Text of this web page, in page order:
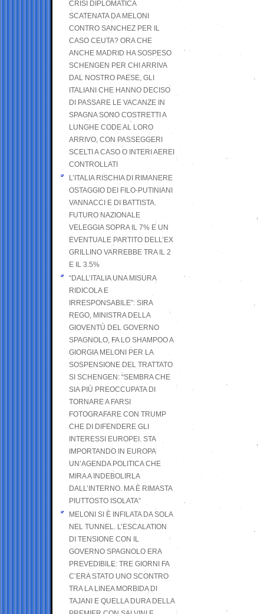
CRISI DIPLOMATICA
SCATENATA DA MELONI
CONTRO SANCHEZ PER IL
CASO CEUTA? ORA CHE
ANCHE MADRID HA SOSPESO
SCHENGEN PER CHI ARRIVA
DAL NOSTRO PAESE, GLI
ITALIANI CHE HANNO DECISO
DI PASSARE LE VACANZE IN
SPAGNA SONO COSTRETTI A
LUNGHE CODE AL LORO
ARRIVO, CON PASSEGGERI
SCELTI A CASO O INTERI AEREI
CONTROLLATI
L’ITALIA RISCHIA DI RIMANERE
OSTAGGIO DEI FILO-PUTINIANI
VANNACCI E DI BATTISTA.
FUTURO NAZIONALE
VELEGGIA SOPRA IL 7% E UN
EVENTUALE PARTITO DELL’EX
GRILLINO VARREBBE TRA IL 2
E IL 3.5%
“DALL’ITALIA UNA MISURA
RIDICOLA E
IRRESPONSABILE”: SIRA
REGO, MINISTRA DELLA
GIOVENTÙ DEL GOVERNO
SPAGNOLO, FA LO SHAMPOO A
GIORGIA MELONI PER LA
SOSPENSIONE DEL TRATTATO
SI SCHENGEN: “SEMBRA CHE
SIA PIÙ PREOCCUPATA DI
TORNARE A FARSI
FOTOGRAFARE CON TRUMP
CHE DI DIFENDERE GLI
INTERESSI EUROPEI. STA
IMPORTANDO IN EUROPA
UN’AGENDA POLITICA CHE
MIRA A INDEBOLIRLA
DALL’INTERNO. MA È RIMASTA
PIUTTOSTO ISOLATA”
MELONI SI È INFILATA DA SOLA
NEL TUNNEL. L’ESCALATION
DI TENSIONE CON IL
GOVERNO SPAGNOLO ERA
PREVEDIBILE: TRE GIORNI FA
C’ERA STATO UNO SCONTRO
TRA LA LINEA MORBIDA DI
TAJANI E QUELLA DURA DELLA